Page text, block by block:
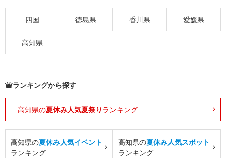
四国 徳島県 香川県 愛媛県
高知県
ランキングから探す
高知県の夏休み人気夏祭り ランキング
高知県の夏休み人気イベント
ランキング
高知県の夏休み人気スポット
ランキング